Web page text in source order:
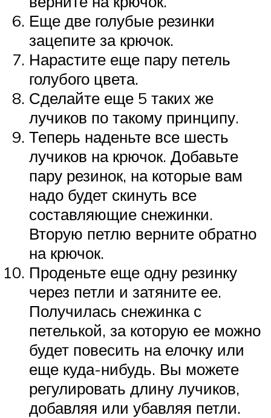
Еще две голубые резинки
зацепите за крючок.
Нарастите еще пару петель
голубого цвета.
Сделайте еще 5 таких же
лучиков по такому принципу.
Теперь наденьте все шесть
лучиков на крючок. Добавьте
пару резинок, на которые вам
надо будет скинуть все
составляющие снежинки.
Вторую петлю верните обратно
на крючок.
Проденьте еще одну резинку
через петли и затяните ее.
Получилась снежинка с
петелькой, за которую ее можно
будет повесить на елочку или
еще куда-нибудь. Вы можете
регулировать длину лучиков,
добавляя или убавляя петли.